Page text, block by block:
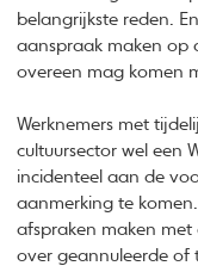
belangrijkste reden.
aanspraak maken op
overeen mag komen
Werknemers met
cultuursector wel een
incidenteel aan de
aanmerking te
afspraken maken
over geannuleerde of